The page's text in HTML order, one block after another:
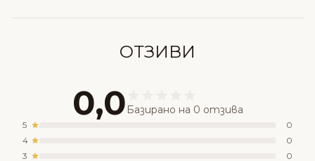
ОТЗИВИ
0,0 Базирано на 0 отзива
5
0
4
0
3
0